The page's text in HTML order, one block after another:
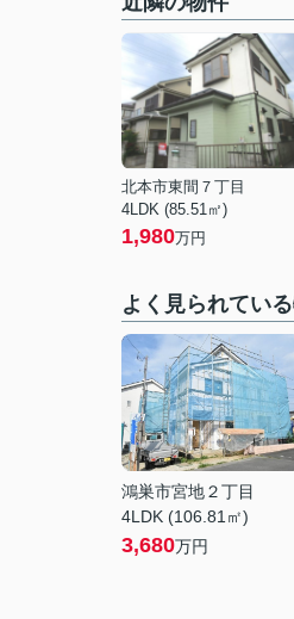
北本市東間７丁目
4LDK (85.51㎡)
1,980万円
よく見られてい
鴻巣市宮地２丁目
4LDK (106.81㎡)
3,680万円